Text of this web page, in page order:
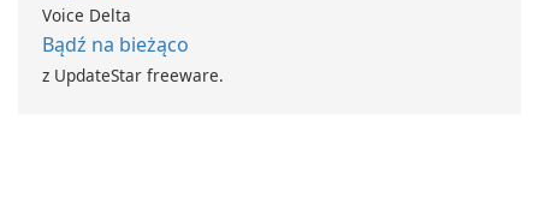
Voice Delta
Bądź na bieżąco
z UpdateStar freeware.